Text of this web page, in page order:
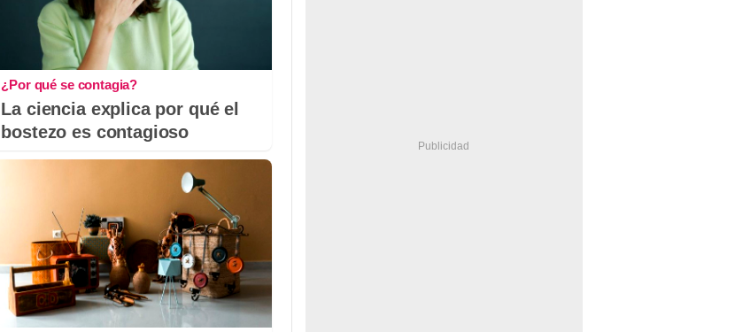
¿Por qué se contagia?
La ciencia explica por qué el
bostezo es contagioso